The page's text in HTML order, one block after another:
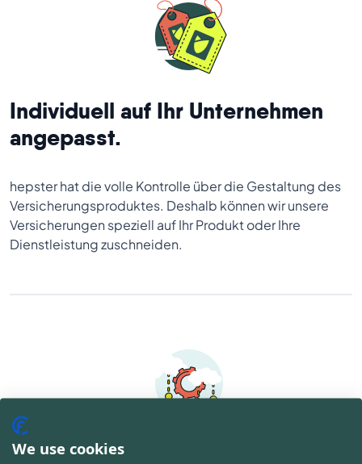
Individuell auf Ihr Unternehmen
angepasst.
hepster hat die volle Kontrolle über die Gestaltung des
Versicherungsproduktes. Deshalb können wir unsere
Versicherungen speziell auf Ihr Produkt oder Ihre
Dienstleistung zuschneiden.
Nur eine API-Verbindung
We use cookies